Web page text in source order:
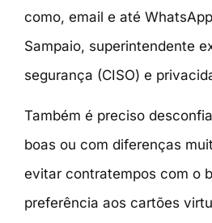
como, email e até
Sampaio, superintendente
segurança (CISO) e
Também é preciso
boas ou com diferenças
evitar contratempos com o
preferência aos cartões